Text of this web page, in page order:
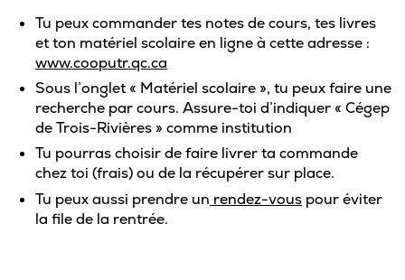
Notre collège
Services à la population
Stages et emplois pour étudiants
Liens utiles
Tu peux commander tes notes de cours, tes livres
et ton matériel scolaire en ligne à cette adresse :
www.cooputr.qc.ca
Sous l’onglet « Matériel scolaire », tu peux faire une
recherche par cours. Assure-toi d’indiquer « Cégep
de Trois-Rivières » comme institution
Tu pourras choisir de faire livrer ta commande
chez toi (frais) ou de la récupérer sur place.
Tu peux aussi prendre un rendez-vous pour éviter
la file de la rentrée.